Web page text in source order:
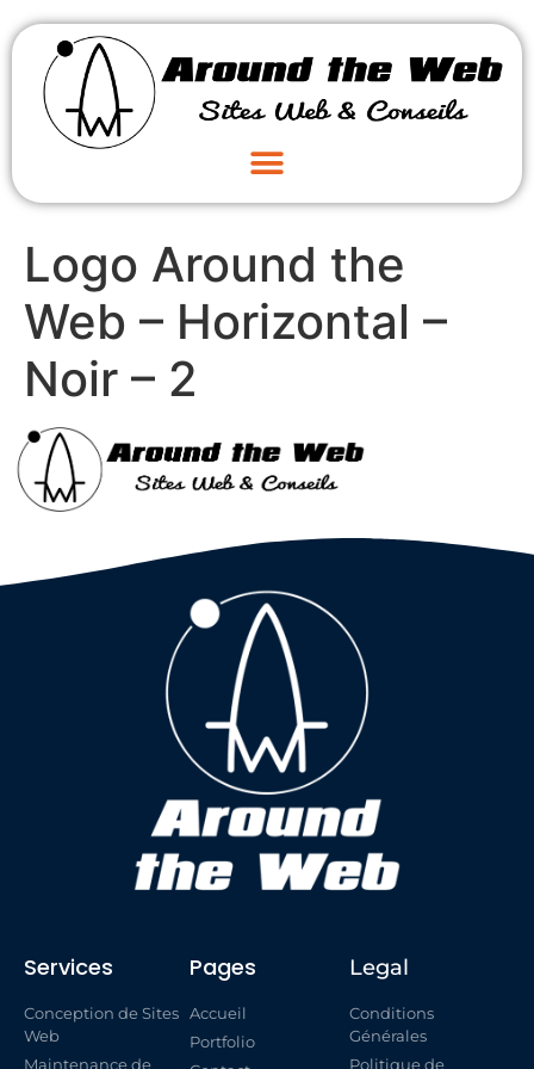
Logo Around the
Web – Horizontal –
Noir – 2
Services
Conception de Sites
Web
Maintenance de
Pages
Accueil
Portfolio
Legal
Conditions
Générales
Politique de